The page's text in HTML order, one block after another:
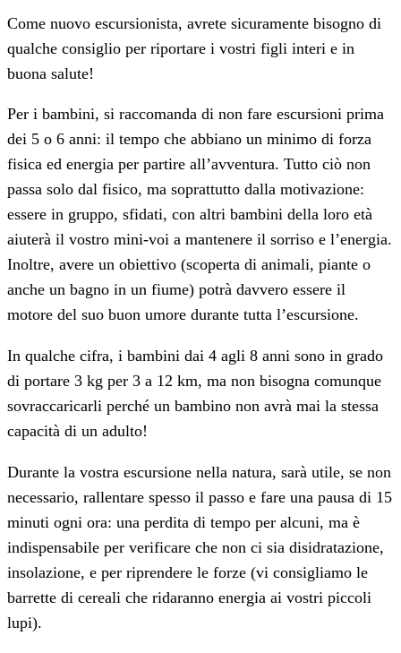
Come nuovo escursionista, avrete sicuramente bisogno di
qualche consiglio per riportare i vostri figli interi e in
buona salute!
Per i bambini, si raccomanda di non fare escursioni prima
dei 5 o 6 anni: il tempo che abbiano un minimo di forza
fisica ed energia per partire all’avventura. Tutto ciò non
passa solo dal fisico, ma soprattutto dalla motivazione:
essere in gruppo, sfidati, con altri bambini della loro età
aiuterà il vostro mini-voi a mantenere il sorriso e l’energia.
Inoltre, avere un obiettivo (scoperta di animali, piante o
anche un bagno in un fiume) potrà davvero essere il
motore del suo buon umore durante tutta l’escursione.
In qualche cifra, i bambini dai 4 agli 8 anni sono in grado
di portare 3 kg per 3 a 12 km, ma non bisogna comunque
sovraccaricarli perché un bambino non avrà mai la stessa
capacità di un adulto!
Durante la vostra escursione nella natura, sarà utile, se non
necessario, rallentare spesso il passo e fare una pausa di 15
minuti ogni ora: una perdita di tempo per alcuni, ma è
indispensabile per verificare che non ci sia disidratazione,
insolazione, e per riprendere le forze (vi consigliamo le
barrette di cereali che ridaranno energia ai vostri piccoli
lupi).